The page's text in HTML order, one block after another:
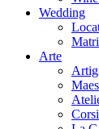
Wedding
Arte